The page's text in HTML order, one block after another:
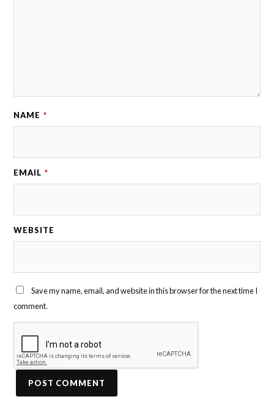
NAME *
EMAIL *
WEBSITE
Save my name, email, and website in this browser for the next time I
comment.